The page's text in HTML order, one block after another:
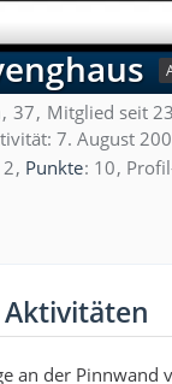
37 Mitglied seit
7. August
2 Punkte 10
Aktivitäten
an der Pinnwand